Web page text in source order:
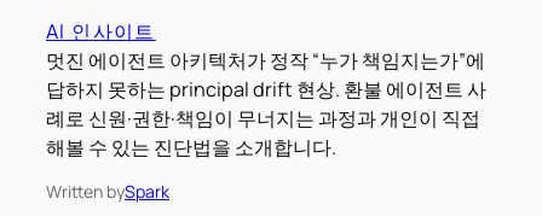
AI 인사이트
멋진 에이전트 아키텍처가 정작 “누가 책임지는가”에
답하지 못하는 principal drift 현상. 환불 에이전트 사
례로 신원·권한·책임이 무너지는 과정과 개인이 직접
해볼 수 있는 진단법을 소개합니다.
Written bySpark